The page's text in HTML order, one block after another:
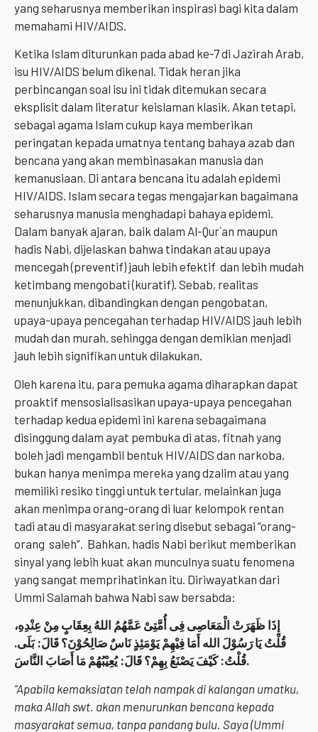
yang seharusnya memberikan inspirasi bagi kita dalam
memahami HIV/AIDS.
Ketika Islam diturunkan pada abad ke-7 di Jazirah Arab,
isu HIV/AIDS belum dikenal. Tidak heran jika
perbincangan soal isu ini tidak ditemukan secara
eksplisit dalam literatur keislaman klasik. Akan tetapi,
sebagai agama Islam cukup kaya memberikan
peringatan kepada umatnya tentang bahaya azab dan
bencana yang akan membinasakan manusia dan
kemanusiaan. Di antara bencana itu adalah epidemi
HIV/AIDS. Islam secara tegas mengajarkan bagaimana
seharusnya manusia menghadapi bahaya epidemi.
Dalam banyak ajaran, baik dalam Al-Qur`an maupun
hadis Nabi, dijelaskan bahwa tindakan atau upaya
mencegah (preventif) jauh lebih efektif dan lebih mudah
ketimbang mengobati (kuratif). Sebab, realitas
menunjukkan, dibandingkan dengan pengobatan,
upaya-upaya pencegahan terhadap HIV/AIDS jauh lebih
mudah dan murah. sehingga dengan demikian menjadi
jauh lebih signifikan untuk dilakukan.
Oleh karena itu, para pemuka agama diharapkan dapat
proaktif mensosialisasikan upaya-upaya pencegahan
terhadap kedua epidemi ini karena sebagaimana
disinggung dalam ayat pembuka di atas, fitnah yang
boleh jadi mengambil bentuk HIV/AIDS dan narkoba,
bukan hanya menimpa mereka yang dzalim atau yang
memiliki resiko tinggi untuk tertular, melainkan juga
akan menimpa orang-orang di luar kelompok rentan
tadi atau di masyarakat sering disebut sebagai “orang-
orang saleh”. Bahkan, hadis Nabi berikut memberikan
sinyal yang lebih kuat akan munculnya suatu fenomena
yang sangat memprihatinkan itu. Diriwayatkan dari
Ummi Salamah bahwa Nabi saw bersabda:
إِذَا ظَهَرَتْ الْمَعَاصِى فِى أُمَّتِىْ عَمَّهُمُ اللهُ بِعِقَابٍ مِنْ عِنْدِهِ،
قُلْتُ يَا رَسُوْلَ الله أَمَا فِيْهِمْ يَوْمَئِذٍ نَاسٌ صَالِحُوْنَ؟ قَالَ:بَلَى.
قُلْتُ:كَيْفَ يَصْنَعُ بِهِمْ؟ قَالَ:يُعِيْبُهُمْ مَا أَصَابَ النَّاسَ
.
“Apabila kemaksiatan telah nampak di kalangan umatku,
maka Allah swt. akan menurunkan bencana kepada
masyarakat semua, tanpa pandang bulu. Saya (Ummi